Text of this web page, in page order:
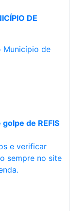
DE
Município de
de REFIS
e verificar
sempre no site